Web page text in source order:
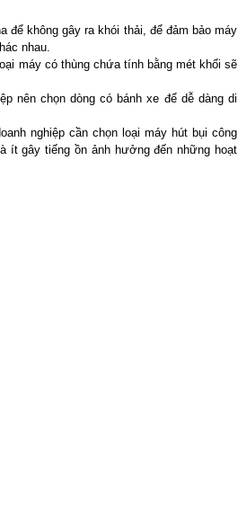
không gây ra khói thải, để đảm bảo máy
nhau.
máy có thùng chứa tính bằng mét khối sẽ
nên chọn dòng có bánh xe để dễ dàng di
nghiệp cần chọn loại máy hút bụi công
ít gây tiếng ồn ảnh hưởng đến những hoạt